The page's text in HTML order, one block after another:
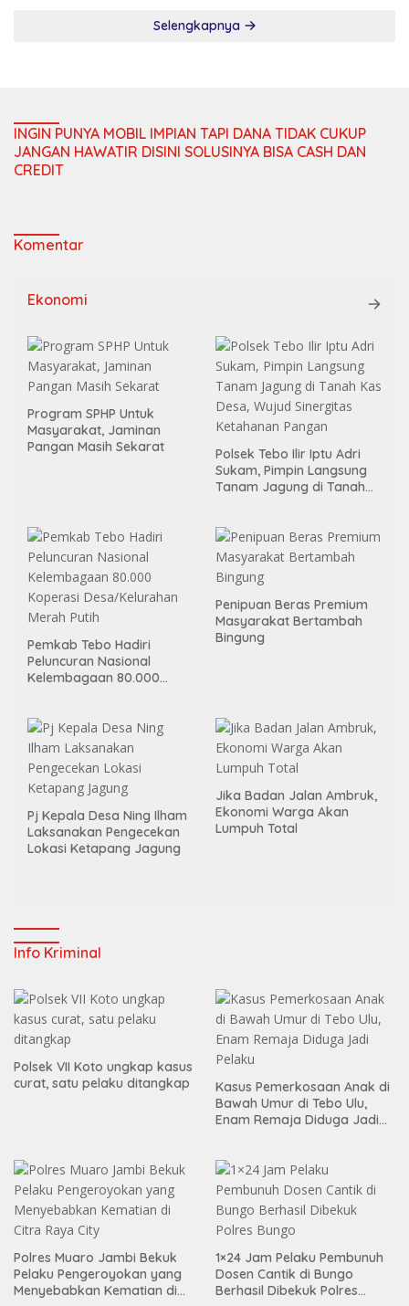
Selengkapnya
INGIN PUNYA MOBIL IMPIAN TAPI DANA TIDAK CUKUP
JANGAN HAWATIR DISINI SOLUSINYA BISA CASH DAN
CREDIT
Komentar
Ekonomi
Program SPHP Untuk
Masyarakat, Jaminan
Pangan Masih Sekarat
Polsek Tebo Ilir Iptu Adri
Sukam, Pimpin Langsung
Tanam Jagung di Tanah
Pemkab Tebo Hadiri
Peluncuran Nasional
Kelembagaan 80.000
Penipuan Beras Premium
Masyarakat Bertambah
Bingung
Pj Kepala Desa Ning Ilham
Laksanakan Pengecekan
Lokasi Ketapang Jagung
Jika Badan Jalan Ambruk,
Ekonomi Warga Akan
Lumpuh Total
Info Kriminal
Polsek VII Koto ungkap kasus
curat, satu pelaku ditangkap
Kasus Pemerkosaan Anak di
Bawah Umur di Tebo Ulu,
Enam Remaja Diduga Jadi
Polres Muaro Jambi Bekuk
Pelaku Pengeroyokan yang
Menyebabkan Kematian di
1×24 Jam Pelaku Pembunuh
Dosen Cantik di Bungo
Berhasil Dibekuk Polres